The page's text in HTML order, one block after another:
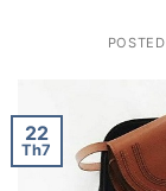
22
Th7